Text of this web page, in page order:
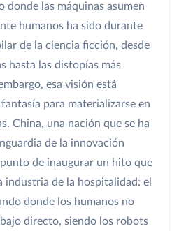
donde las máquinas asumen
humanos ha sido durante
de la ciencia ficción, desde
hasta las distopías más
esa visión está
para materializarse en
China, una nación que se ha
de la innovación
de inaugurar un hito que
industria de la hospitalidad: el
donde los humanos no
directo, siendo los robots